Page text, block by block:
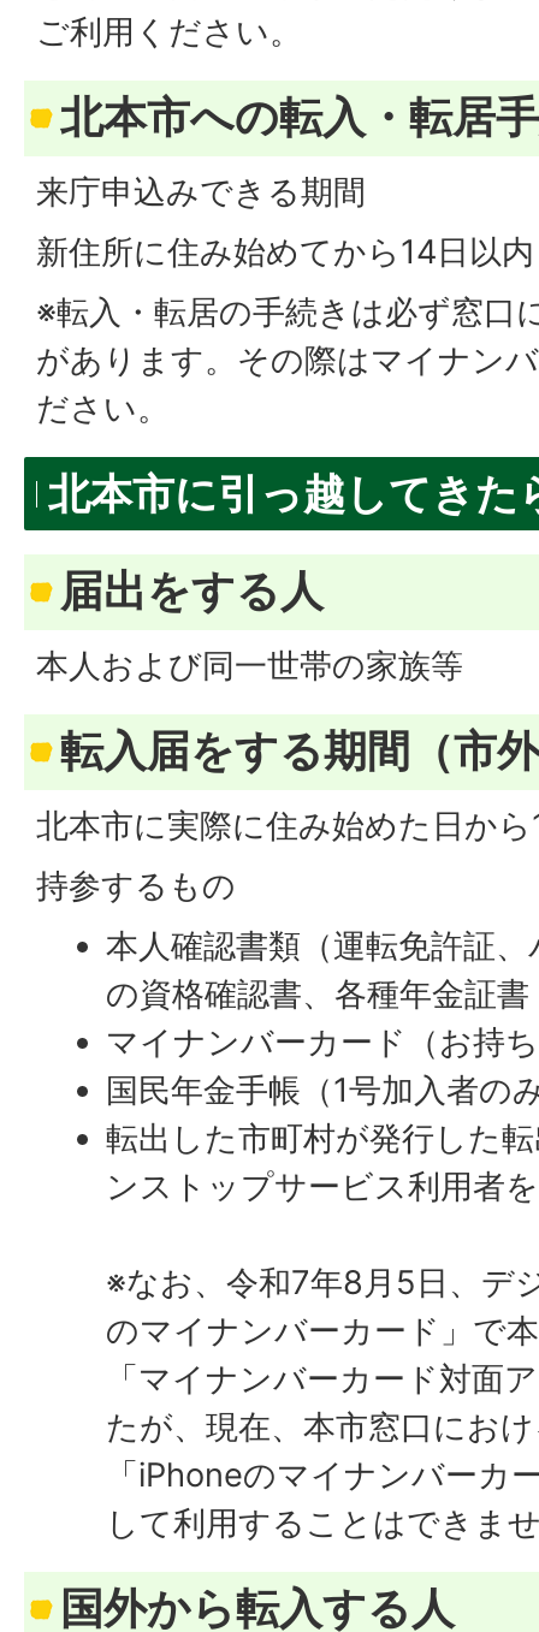
ご利用ください。
北本市への転入・転居
来庁申込みできる期間
新住所に住み始めてから14日以内
※転入・転居の手続きは必ず窓口
があります。その際はマイナン
ださい。
北本市に引っ越してきた
届出をする人
本人および同一世帯の家族等
転入届をする期間（市
北本市に実際に住み始めた日か
持参するもの
本人確認書類（運転免許証
の資格確認書、各種年金証書
マイナンバーカード（お持
国民年金手帳（1号加入者の
転出した市町村が発行した
ンストップサービス利用者
※なお、令和7年8月5日、デ
のマイナンバーカード」で
「マイナンバーカード対面
たが、現在、本市窓口にお
「iPhoneのマイナンバーカ
して利用することはできま
国外から転入する人